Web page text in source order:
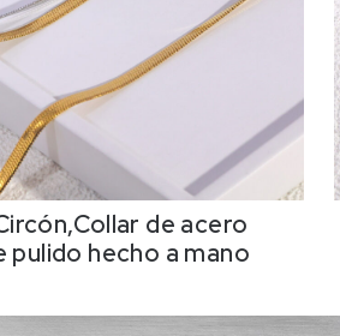
de acero
pulido hecho a mano